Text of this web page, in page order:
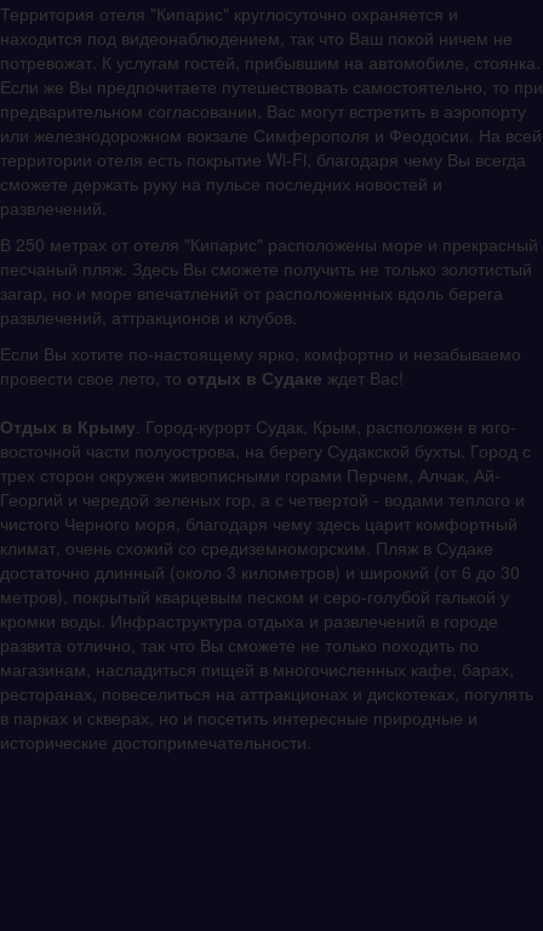
Территория отеля "Кипарис" круглосуточно охраняется и
находится под видеонаблюдением, так что Ваш покой ничем не
потревожат. К услугам гостей, прибывшим на автомобиле, стоянка.
Если же Вы предпочитаете путешествовать самостоятельно, то при
предварительном согласовании, Вас могут встретить в аэропорту
или железнодорожном вокзале Симферополя и Феодосии. На всей
территории отеля есть покрытие Wi-Fi, благодаря чему Вы всегда
сможете держать руку на пульсе последних новостей и
развлечений.
В 250 метрах от отеля "Кипарис" расположены море и прекрасный
песчаный пляж. Здесь Вы сможете получить не только золотистый
загар, но и море впечатлений от расположенных вдоль берега
развлечений, аттракционов и клубов.
Если Вы хотите по-настоящему ярко, комфортно и незабываемо
провести свое лето, то отдых в Судаке ждет Вас!
Отдых в Крыму. Город-курорт Судак, Крым, расположен в юго-
восточной части полуострова, на берегу Судакской бухты. Город с
трех сторон окружен живописными горами Перчем, Алчак, Ай-
Георгий и чередой зеленых гор, а с четвертой - водами теплого и
чистого Черного моря, благодаря чему здесь царит комфортный
климат, очень схожий со средиземноморским. Пляж в Судаке
достаточно длинный (около 3 километров) и широкий (от 6 до 30
метров), покрытый кварцевым песком и серо-голубой галькой у
кромки воды. Инфраструктура отдыха и развлечений в городе
развита отлично, так что Вы сможете не только походить по
магазинам, насладиться пищей в многочисленных кафе, барах,
ресторанах, повеселиться на аттракционах и дискотеках, погулять
в парках и скверах, но и посетить интересные природные и
исторические достопримечательности.